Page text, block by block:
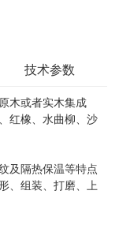
技术参数
木或者实木集成
红橡、水曲柳、沙
及隔热保温等特点
、组装、打磨、上